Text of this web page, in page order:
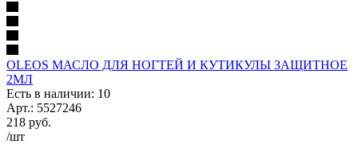
OLEOS МАСЛО ДЛЯ НОГТЕЙ И КУТИКУЛЫ ЗАЩИТНОЕ
2МЛ
Есть в наличии: 10
Арт.: 5527246
218 руб.
/шт